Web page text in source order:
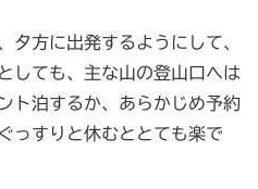
夕方に出発するようにして、
しても、主な山の登山口へは
ト泊するか、あらかじめ予約
っすりと休むととても楽で